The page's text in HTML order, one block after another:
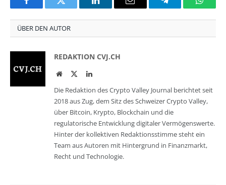
FacebookTwitter LinkedInEmail Telegram
ÜBER DEN AUTOR
REDAKTION CVJ.CH
WebsiteTwitterLinkedIn
Die Redaktion des Crypto Valley Journal berichtet seit
2018 aus Zug, dem Sitz des Schweizer Crypto Valley,
über Bitcoin, Krypto, Blockchain und die
regulatorische Entwicklung digitaler Vermögenswerte.
Hinter der kollektiven Redaktionsstimme steht ein
Team aus Autoren mit Hintergrund in Finanzmarkt,
Recht und Technologie.